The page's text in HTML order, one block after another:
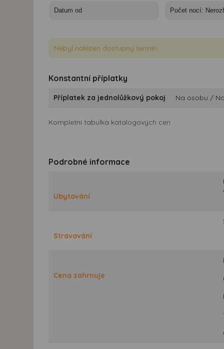
Nebyl nalezen dostupný termín.
Konstantní příplatky
Příplatek za jednolůžkový pokoj Na osobu /
Kompletní tabulka katalogových cen
Podrobné informace
Ubytování
Stravování
Cena zahrnuje